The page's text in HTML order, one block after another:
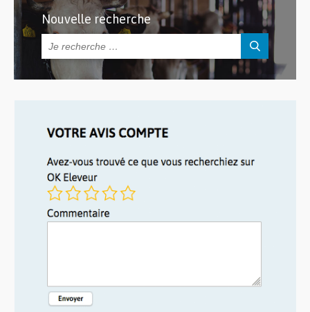
Nouvelle recherche